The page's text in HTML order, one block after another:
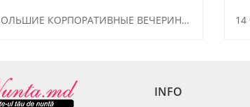
САМЫЕ БОЛЬШИЕ КОРПОРАТИВНЫЕ ВЕЧЕРИНКИ В VILA NOUA! СМОТРИТЕ НАШИ СПЕЦИАЛЬНЫЕ ПРЕДЛОЖЕНИЯ. 14
INFO